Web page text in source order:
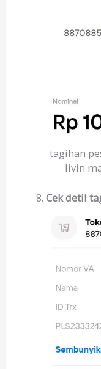
tagihan
livin
Cek detil